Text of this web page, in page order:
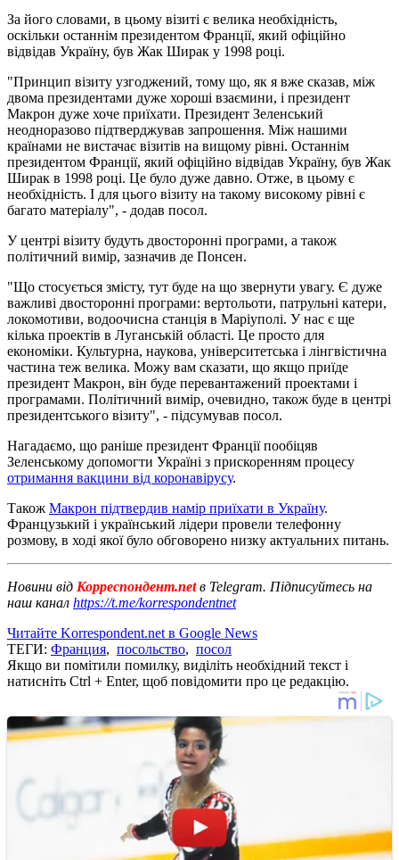
За його словами, в цьому візиті є велика необхідність,
оскільки останнім президентом Франції, який офіційно
відвідав Україну, був Жак Ширак у 1998 році.
"Принцип візиту узгоджений, тому що, як я вже сказав, між
двома президентами дуже хороші взаємини, і президент
Макрон дуже хоче приїхати. Президент Зеленський
неодноразово підтверджував запрошення. Між нашими
країнами не вистачає візитів на вищому рівні. Останнім
президентом Франції, який офіційно відвідав Україну, був Жак
Ширак в 1998 році. Це було дуже давно. Отже, в цьому є
необхідність. І для цього візиту на такому високому рівні є
багато матеріалу", - додав посол.
У центрі візиту будуть двосторонні програми, а також
політичний вимір, зазначив де Понсен.
"Що стосується змісту, тут буде на що звернути увагу. Є дуже
важливі двосторонні програми: вертольоти, патрульні катери,
локомотиви, водоочисна станція в Маріуполі. У нас є ще
кілька проектів в Луганській області. Це просто для
економіки. Культурна, наукова, університетська і лінгвістична
частина теж велика. Можу вам сказати, що якщо приїде
президент Макрон, він буде перевантажений проектами і
програмами. Політичний вимір, очевидно, також буде в центрі
президентського візиту", - підсумував посол.
Нагадаємо, що раніше президент Франції пообіцяв
Зеленському допомогти Україні з прискоренням процесу
отримання вакцини від коронавірусу.
Також Макрон підтвердив намір приїхати в Україну.
Французький і український лідери провели телефонну
розмову, в ході якої було обговорено низку актуальних питань.
Новини від Корреспондент.netв Telegram. Підписуйтесь на
наш канал https://t.me/korrespondentnet
Читайте Korrespondent.net в Google News
ТЕГИ: Франция, посольство, посол
Якщо ви помітили помилку, виділіть необхідний текст і
натисніть Ctrl + Enter, щоб повідомити про це редакцію.